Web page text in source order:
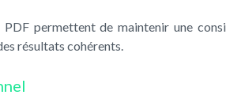
PDF permettent de maintenir une
résultats cohérents.